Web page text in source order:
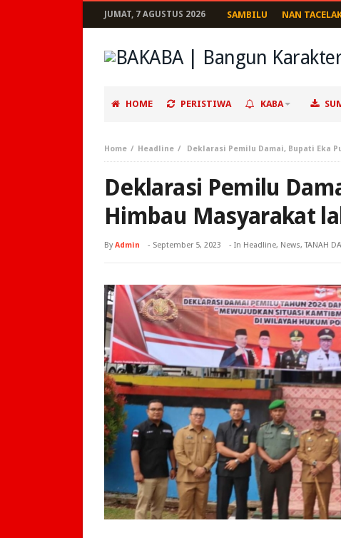
JUMAT, 7 AGUSTUS 2026 SAMBILU NAN
HOME PERISTIWA KABA
Home Headline Deklarasi Pemilu Damai, Bupati Eka
Deklarasi Pemilu
Himbau Masyarakat
ByAdmin - September 5, 2023 - In Headline, News,TANAH